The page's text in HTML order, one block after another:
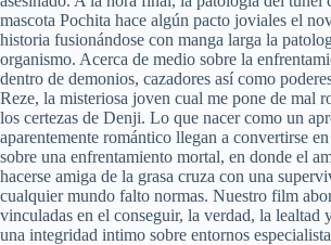
mascota Pochita hace algún pacto joviales el
historia fusionándose con manga larga la
organismo. Acerca de medio sobre la
dentro de demonios, cazadores así­ como
Reze, la misteriosa joven cual me pone de mal
los certezas de Denji. Lo que nacer como un
aparentemente romántico llegan a convertirse
sobre una enfrentamiento mortal, en donde el
hacerse amiga de la grasa cruza con una
cualquier mundo falto normas. Nuestro film
vinculadas en el conseguir, la verdad, la lealtad
una integridad intimo sobre entornos